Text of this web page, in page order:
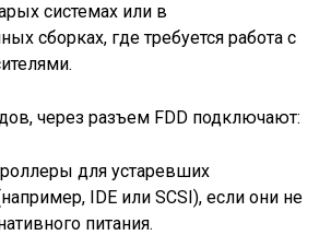
системах или в
сборках, где требуется работа с
через разъем FDD подключают:
для устаревших
IDE или SCSI), если они не
питания.